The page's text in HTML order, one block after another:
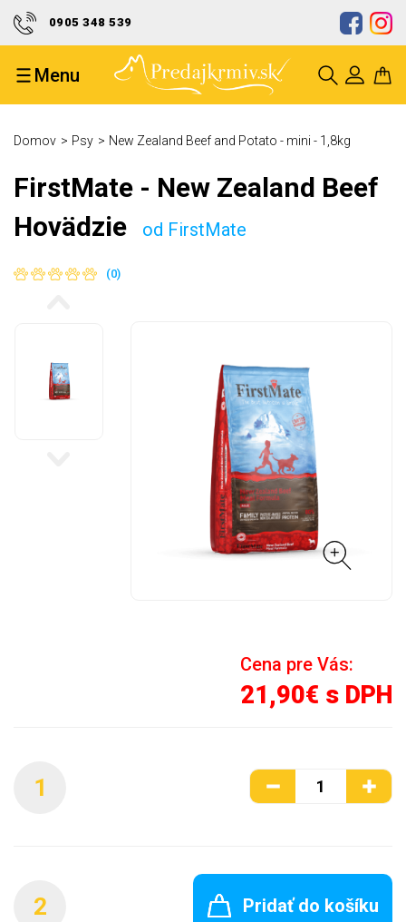
0905 348 539
Doprava zdarma od 50 eur
Ocenenie kvality a spoľahlivosti
Menu
Domov Psy New Zealand Beef and Potato - mini - 1,8kg
FirstMate - New Zealand Beef
Hovädzie
od FirstMate
(0)
Cena pre Vás:
21,90€ s DPH
1
2 Pridať do košíku